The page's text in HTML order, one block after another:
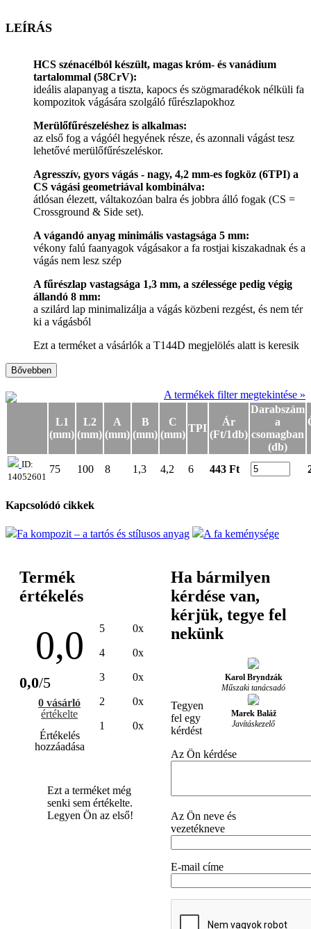
LEÍRÁS
HCS szénacélból készült, magas króm- és vanádium
tartalommal (58CrV):
ideális alapanyag a tiszta, kapocs és szögmaradékok nélküli fa
kompozitok vágására szolgáló fűrészlapokhoz
Merülőfűrészeléshez is alkalmas:
az első fog a vágóél hegyének része, és azonnali vágást tesz
lehetővé merülőfűrészeléskor.
Agresszív, gyors vágás - nagy, 4,2 mm-es fogköz (6TPI) a
CS vágási geometriával kombinálva:
átlósan élezett, váltakozóan balra és jobbra álló fogak (CS =
Crossground & Side set).
A vágandó anyag minimális vastagsága 5 mm:
vékony falú faanyagok vágásakor a fa rostjai kiszakadnak és a
vágás nem lesz szép
A fűrészlap vastagsága 1,3 mm, a szélessége pedig végig
állandó 8 mm:
a szilárd lap minimalizálja a vágás közbeni rezgést, és nem tér
ki a vágásból
Ezt a terméket a vásárlók a T144D megjelölés alatt is keresik
Bővebben
A termékek filter megtekintése »
L1
(mm)
L2
(mm)
A
(mm)
B
(mm)
C
(mm)
TPI
Ár
(Ft/1db)
Darabszám
a
csomagban
(db)
ID:
14052601
75 100 8 1,3 4,2 6 443 Ft
Kapcsolódó cikkek
Fa kompozit – a tartós és stílusos anyag A fa keménysége
Termék
értékelés
0,0
0,0/5
0 vásárló
értékelte
Értékelés
hozzáadása
5 0x
4 0x
3 0x
2 0x
1 0x
Ezt a terméket még
senki sem értékelte.
Legyen Ön az első!
Ha bármilyen
kérdése van,
kérjük, tegye fel
nekünk
Karol Bryndzák
Műszaki tanácsadó
Marek Baláž
Javításkezelő
Tegyen
fel egy
kérdést
Az Ön kérdése
Az Ön neve és
vezetékneve
E-mail címe